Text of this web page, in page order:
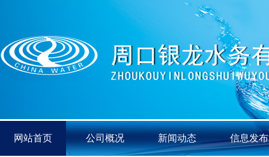
网站首页 公司概况 新闻动态 信息发布